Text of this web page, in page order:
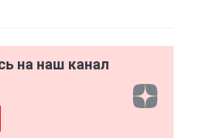
на наш канал